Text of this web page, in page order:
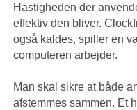
Hastigheden der
effektiv den bliver.
også kaldes, spiller en
computeren arbejder.
Man skal sikre at både
afstemmes sammen. Et